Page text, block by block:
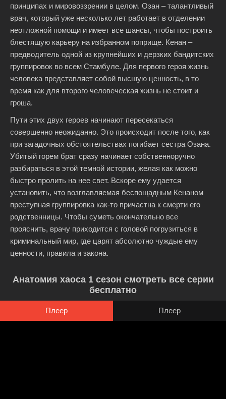
принципах и мировоззрении в целом. Озан – талантливый
врач, который уже несколько лет работает в отделении
неотложной помощи и имеет все шансы, чтобы построить
блестящую карьеру на избранном поприще. Кенан –
предводитель одной из крупнейших и дерзких бандитских
группировок во всем Стамбуле. Для первого героя жизнь
человека представляет собой высшую ценность, в то
время как для второго человеческая жизнь не стоит и
гроша.
Пути этих двух героев начинают пересекаться
совершенно неожиданно. Это происходит после того, как
при загадочных обстоятельствах погибает сестра Озана.
Убитый горем брат сразу начинает собственноручно
разбираться в этой темной истории, желая как можно
быстро пролить на нее свет. Вскоре ему удается
установить, что возглавляемая беспощадным Кенаном
преступная группировка как-то причастна к смерти его
родственницы. Чтобы суметь окончательно все
прояснить, врачу приходится с головой погрузиться в
криминальный мир, где царят абсолютно чуждые ему
ценности, правила и закона.
Анатомия хаоса 1 сезон смотреть все серии
бесплатно
Плеер Плеер